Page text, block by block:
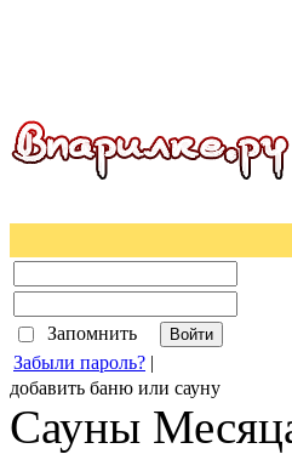
Запомнить
Забыли пароль? |
добавить баню или сауну
Сауны